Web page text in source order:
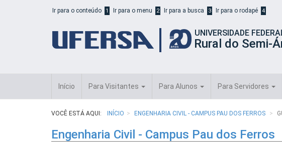
Ir para o conteúdo 1 Ir para o menu 2 Ir para a busca 3 Ir para o rodapé 4
UNIVERSIDADE
Rural do Semi-
Início Para Visitantes Para Alunos Para Servidores
VOCÊ ESTÁ AQUI: INÍCIO ENGENHARIA CIVIL - CAMPUS PAU DOS FERROS
Engenharia Civil - Campus Pau dos Ferros